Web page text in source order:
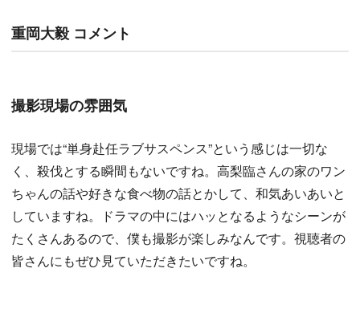
重岡大毅 コメント
撮影現場の雰囲気
現場では“単身赴任ラブサスペンス”という感じは一切な
く、殺伐とする瞬間もないですね。高梨臨さんの家のワン
ちゃんの話や好きな食べ物の話とかして、和気あいあいと
していますね。ドラマの中にはハッとなるようなシーンが
たくさんあるので、僕も撮影が楽しみなんです。視聴者の
皆さんにもぜひ見ていただきたいですね。